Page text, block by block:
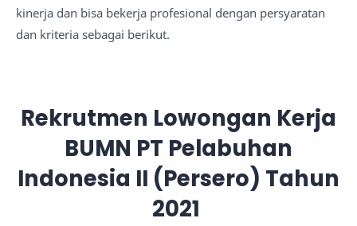
kinerja dan bisa bekerja profesional dengan persyaratan
dan kriteria sebagai berikut.
Rekrutmen Lowongan Kerja
BUMN PT Pelabuhan
Indonesia II (Persero) Tahun
2021